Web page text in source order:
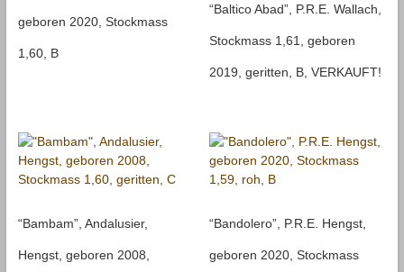
geboren 2020, Stockmass
1,60, B
“Baltico Abad”, P.R.E. Wallach,
Stockmass 1,61, geboren
2019, geritten, B, VERKAUFT!
“Bambam”, Andalusier,
Hengst, geboren 2008,
“Bandolero”, P.R.E. Hengst,
geboren 2020, Stockmass